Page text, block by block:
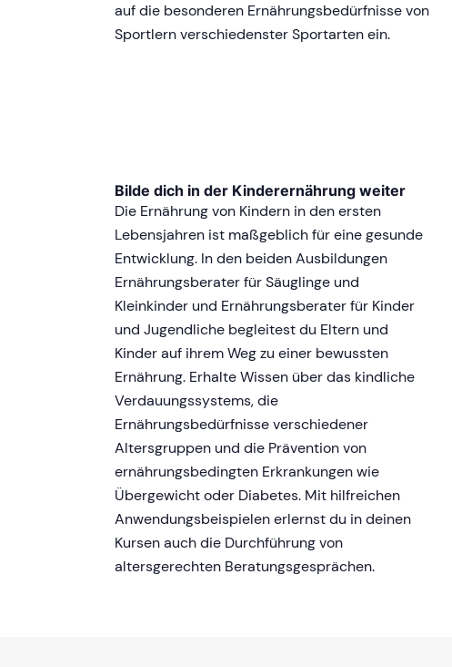
auf die besonderen Ernährungsbedürfnisse von
Sportlern verschiedenster Sportarten ein.
Bilde dich in der Kinderernährung weiter
Die Ernährung von Kindern in den ersten
Lebensjahren ist maßgeblich für eine gesunde
Entwicklung. In den beiden Ausbildungen
Ernährungsberater für Säuglinge und
Kleinkinder und Ernährungsberater für Kinder
und Jugendliche begleitest du Eltern und
Kinder auf ihrem Weg zu einer bewussten
Ernährung. Erhalte Wissen über das kindliche
Verdauungssystems, die
Ernährungsbedürfnisse verschiedener
Altersgruppen und die Prävention von
ernährungsbedingten Erkrankungen wie
Übergewicht oder Diabetes. Mit hilfreichen
Anwendungsbeispielen erlernst du in deinen
Kursen auch die Durchführung von
altersgerechten Beratungsgesprächen.